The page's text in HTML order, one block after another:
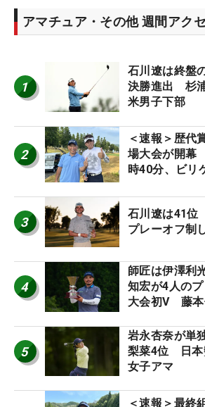
アマチュア・その他 週間アク
1
石川遼は終盤
決勝進出 杉
米男子下部
2
＜速報＞歴代
場大会が開幕
時40分、ビリ
STAGE JOYX
3
石川遼は41
プレーオフ制
4
師匠は伊澤利
知宏が4人の
大会初V 藤本
5
岩永杏奈が単
梨菜4位 日本
女子アマ
＜速報＞最終